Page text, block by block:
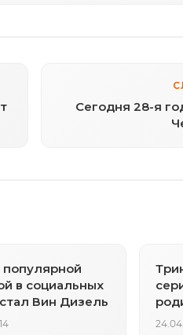
Сегодня 28-я
в социальных
Вин Дизель